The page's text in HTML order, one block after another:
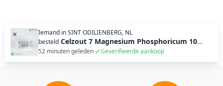
× Iemand inSINT ODILIENBERG, NL
besteld Celzout 7 Magnesium Phosphoricum 1000 tabl (250g)
52 minuten geleden Geverifieerde aankoop